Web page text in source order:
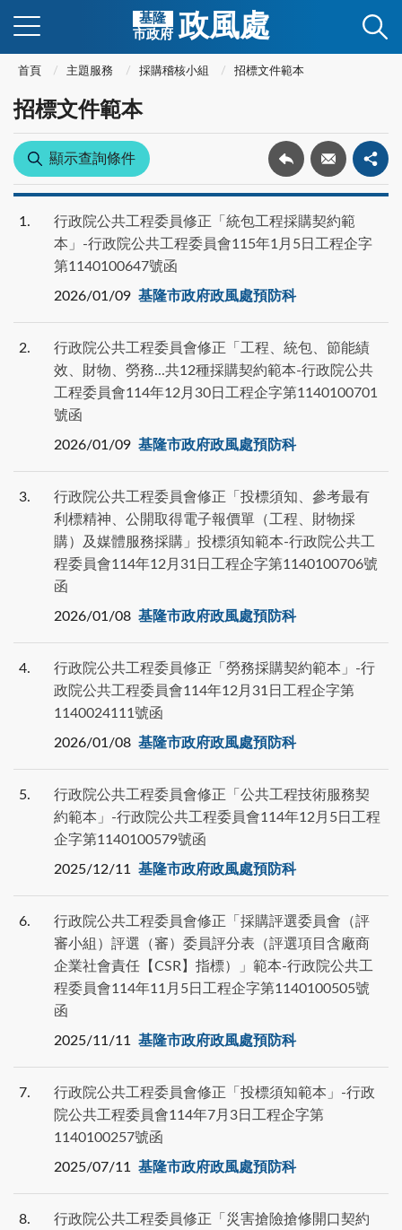
基隆
市政府 政風處
首頁 主題服務 採購稽核小組 招標文件範本
招標文件範本
顯示查詢條件
1
行政院公共工程委員修正「統包工程採購契約範
本」-行政院公共工程委員會115年1月5日工程企字
第1140100647號函
2026/01/09 基隆市政府政風處預防科
2
行政院公共工程委員會修正「工程、統包、節能績
效、財物、勞務...共12種採購契約範本-行政院公共
工程委員會114年12月30日工程企字第1140100701
號函
2026/01/09 基隆市政府政風處預防科
3
行政院公共工程委員會修正「投標須知、參考最有
利標精神、公開取得電子報價單（工程、財物採
購）及媒體服務採購」投標須知範本-行政院公共工
程委員會114年12月31日工程企字第1140100706號
函
2026/01/08 基隆市政府政風處預防科
4
行政院公共工程委員修正「勞務採購契約範本」-行
政院公共工程委員會114年12月31日工程企字第
1140024111號函
2026/01/08 基隆市政府政風處預防科
5
行政院公共工程委員會修正「公共工程技術服務契
約範本」-行政院公共工程委員會114年12月5日工程
企字第1140100579號函
2025/12/11 基隆市政府政風處預防科
6
行政院公共工程委員會修正「採購評選委員會（評
審小組）評選（審）委員評分表（評選項目含廠商
企業社會責任【CSR】指標）」範本-行政院公共工
程委員會114年11月5日工程企字第1140100505號
函
2025/11/11 基隆市政府政風處預防科
7
行政院公共工程委員會修正「投標須知範本」-行政
院公共工程委員會114年7月3日工程企字第
1140100257號函
2025/07/11 基隆市政府政風處預防科
8
行政院公共工程委員修正「災害搶險搶修開口契約